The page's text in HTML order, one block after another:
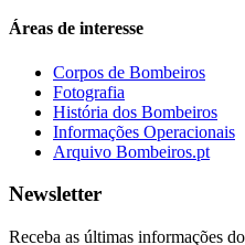
Áreas de interesse
Corpos de Bombeiros
Fotografia
História dos Bombeiros
Informações Operacionais
Arquivo Bombeiros.pt
Newsletter
Receba as últimas informações